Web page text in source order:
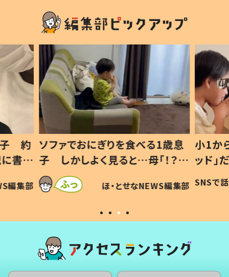
歳息
？」
編集部
小1から不登校、息子は「ギフテ
ッド」だった 父が“ウチ給食”を
作り続ける理由とは #令和の親
#令和の子
SNSで話題 ほ・とせなNEWS編集部
ひ孫
が、抱
「涙
い」